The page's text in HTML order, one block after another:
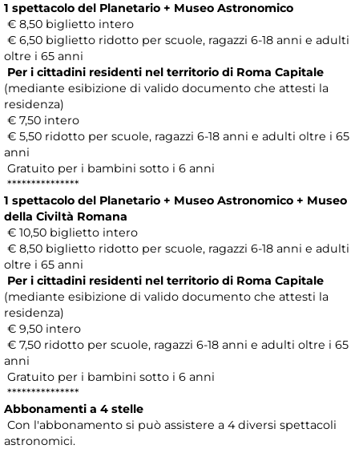
1 spettacolo del Planetario + Museo Astronomico
€ 8,50 biglietto intero
€ 6,50 biglietto ridotto per scuole, ragazzi 6-18 anni e adulti
oltre i 65 anni
Per i cittadini residenti nel territorio di Roma Capitale
(mediante esibizione di valido documento che attesti la
residenza)
€ 7,50 intero
€ 5,50 ridotto per scuole, ragazzi 6-18 anni e adulti oltre i 65
anni
Gratuito per i bambini sotto i 6 anni
***************
1 spettacolo del Planetario + Museo Astronomico + Museo
della Civiltà Romana
€ 10,50 biglietto intero
€ 8,50 biglietto ridotto per scuole, ragazzi 6-18 anni e adulti
oltre i 65 anni
Per i cittadini residenti nel territorio di Roma Capitale
(mediante esibizione di valido documento che attesti la
residenza)
€ 9,50 intero
€ 7,50 ridotto per scuole, ragazzi 6-18 anni e adulti oltre i 65
anni
Gratuito per i bambini sotto i 6 anni
***************
Abbonamenti a 4 stelle
Con l'abbonamento si può assistere a 4 diversi spettacoli
astronomici.